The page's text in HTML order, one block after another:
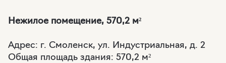
Нежилое помещение, 570,2 м²
Адрес: г. Смоленск, ул. Индустриальная, д. 2
Общая площадь здания: 570,2 м²